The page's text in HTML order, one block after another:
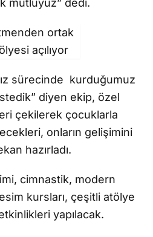
mutluyuz” dedi.
sürecinde kurduğumuz
diyen ekip, özel
çekilerek çocuklarla
onların gelişimini
hazırladı.
cimnastik, modern
kursları, çeşitli atölye
yapılacak.